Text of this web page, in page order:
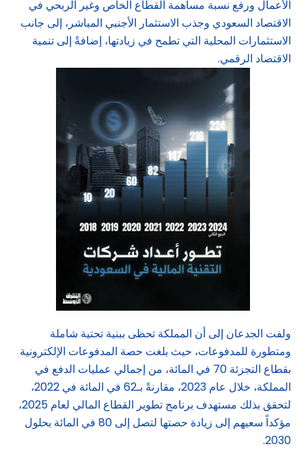
الأعمال ورفع نسبة مساهمة القطاع الخاص وغير الربحي في
الاقتصاد السعودي وجذب الاستثمار الأجنبي المباشر، إلى جانب
الاستثمارات المحلية التي تطمح في زيادتها، إضافةً إلى تنمية
الاقتصاد الرقمي.
ولفت الجدعان إلى أن المملكة تحظى ببنية تحتية شاملة
ومتطورة للمدفوعات، حيث بلغت حصة المدفوعات الإلكترونية
بقطاع التجزئة 70 في المائة، من إجمالي عمليات الدفع في
المملكة، خلال عام 2023، مقارنةً بـ62 في المائة في 2022،
لتحقق بذلك مستهدف برنامج تطوير القطاع المالي لعام 2025،
مؤكداً سعيهم إلى زيادة حصتها لتصل إلى 80 في المائة بحلول
2030.